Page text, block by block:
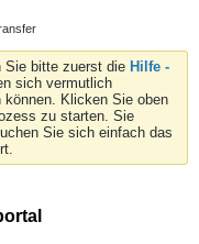
Sie bitte zuerst die Hilfe -
sich vermutlich
Klicken Sie oben
zu starten. Sie
Sie sich einfach das